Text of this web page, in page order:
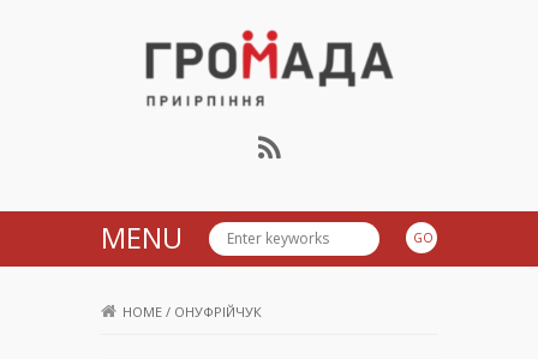
Громада Приірпіння
MENU
HOME / ОНУФРІЙЧУК